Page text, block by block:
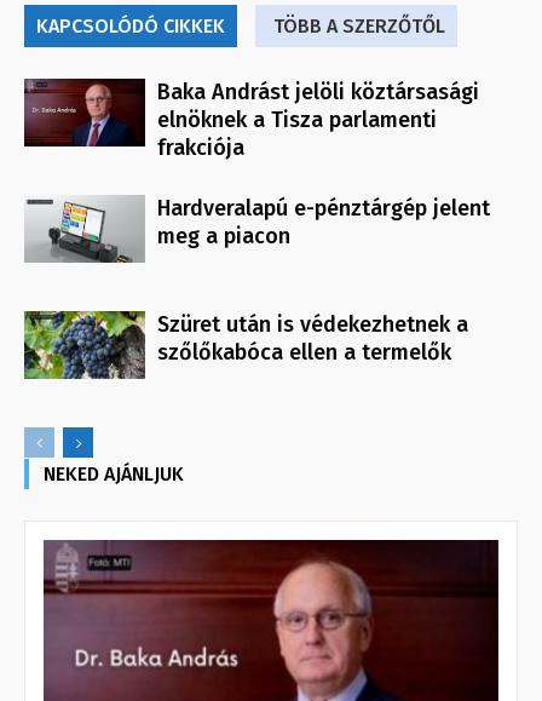
KAPCSOLÓDÓ CIKKEK TÖBB A SZERZŐTŐL
Baka Andrást jelöli köztársasági
elnöknek a Tisza parlamenti
frakciója
Hardveralapú e-pénztárgép jelent
meg a piacon
Szüret után is védekezhetnek a
szőlőkabóca ellen a termelők
NEKED AJÁNLJUK